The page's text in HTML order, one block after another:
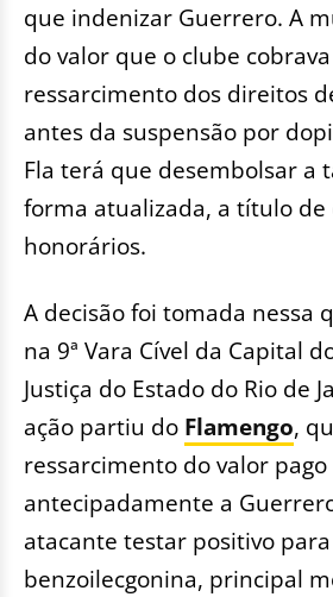
que indenizar Guerrero. A
do valor que o clube
ressarcimento dos direitos
antes da suspensão por
Fla terá que desembolsar a
forma atualizada, a título de
honorários.
A decisão foi tomada nessa
na 9ª Vara Cível da Capital
Justiça do Estado do Rio de
ação partiu do Flamengo,
ressarcimento do valor pago
antecipadamente a
atacante testar positivo para
benzoilecgonina, principal